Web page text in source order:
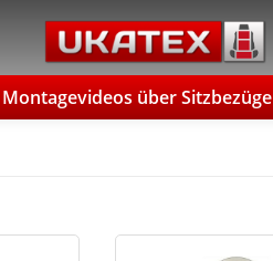
Montagevideos über Sitzbezüge